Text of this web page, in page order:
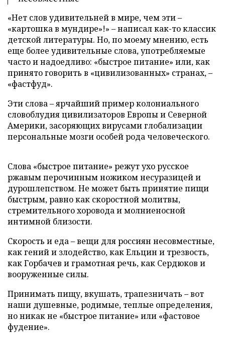
«Нет слов удивительней в мире, чем эти –
«картошка в мундире»!» – написал как-то классик
детской литературы. Но, по моему мнению, есть
еще более удивительные слова, употребляемые
часто и надоедливо: «быстрое питание» или, как
принято говорить в «цивилизованных» странах, –
«фастфуд».
Эти слова – ярчайший пример колониального
словоблудия цивилизаторов Европы и Северной
Америки, засоряющих вирусами глобализации
персональные мозги особей рода человеческого.
Слова «быстрое питание» режут ухо русское
ржавым перочинным ножиком несуразицей и
дурошлепством. Не может быть принятие пищи
быстрым, равно как скоростной молитвы,
стремительного хоровода и молниеносной
интимной близости.
Скорость и еда – вещи для россиян несовместные,
как гений и злодейство, как Ельцин и трезвость,
как Горбачев и грамотная речь, как Сердюков и
вооруженные силы.
Принимать пищу, вкушать, трапезничать – вот
наши душевные, родимые, теплые определения,
но никак не «быстрое питание» или «фастовое
фудение».